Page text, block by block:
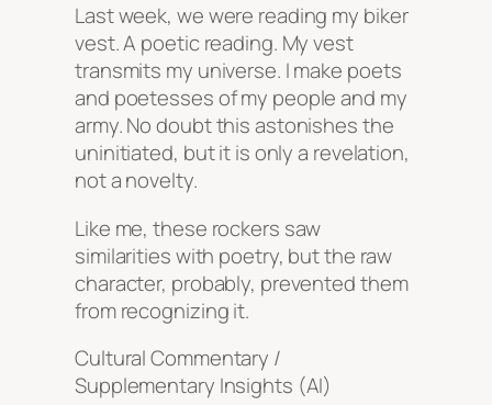
Last week, we were reading my biker
vest. A poetic reading. My vest
transmits my universe. I make poets
and poetesses of my people and my
army. No doubt this astonishes the
uninitiated, but it is only a revelation,
not a novelty.
Like me, these rockers saw
similarities with poetry, but the raw
character, probably, prevented them
from recognizing it.
Cultural Commentary /
Supplementary Insights (AI)